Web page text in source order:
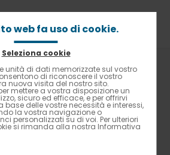
Zero. Step 4: condividere
Zero. Step
web fa uso di cookie.
Seleziona cookie
unità di dati memorizzate sul vostro
di riconoscere il vostro
nuova visita del nostro sito.
mettere a vostra disposizione un
sicuro ed efficace, e per offrirvi
base delle vostre necessità e interessi,
la vostra navigazione o
personalizzati su di voi. Per ulteriori
si rimanda alla nostra Informativa